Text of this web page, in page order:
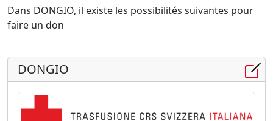
Dans DONGIO, il existe les possibilités suivantes pour
faire un don
DONGIO